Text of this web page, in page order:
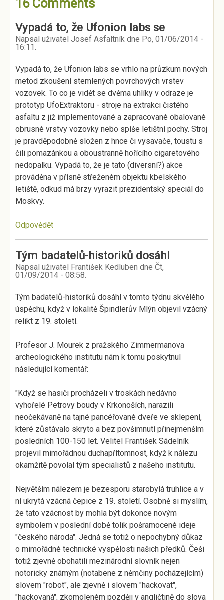
16 Comments
Vypadá to, že Ufonion labs se
Napsal uživatel Josef Asfaltník dne Po, 01/06/2014 -
16:11.
Vypadá to, že Ufonion labs se vrhlo na průzkum nových
metod zkoušení stemlených povrchových vrstev
vozovek. To co je vidět se dvěma uhlíky v odraze je
prototyp UfoExtraktoru - stroje na extrakci čistého
asfaltu z již implementované a zapracované obalované
obrusné vrstvy vozovky nebo spíše letištní pochy. Stroj
je pravděpodobně složen z hnce či vysavače, toustu s
čili pomazánkou a oboustranně hořícího cigaretového
nedopalku. Vypadá to, že je tato (diversní?) akce
prováděna v přísně střeženém objektu kbelského
letiště, odkud má brzy vyrazit prezidentský speciál do
Moskvy.
Odpovědět
Tým badatelů-historiků dosáhl
Napsal uživatel František Kedluben dne Čt,
01/09/2014 - 08:58.
Tým badatelů-historiků dosáhl v tomto týdnu skvělého
úspěchu, když v lokalitě Špindlerův Mlýn objevil vzácný
relikt z 19. století.
Profesor J. Mourek z pražského Zimmermanova
archeologického institutu nám k tomu poskytnul
následující komentář:
"Když se hasiči procházeli v troskách nedávno
vyhořelé Petrovy boudy v Krkonoších, narazili
neočekávaně na tajné pancéřované dveře ve sklepení,
které zůstávalo skryto a bez povšimnutí přinejmenším
posledních 100-150 let. Velitel František Sádelník
projevil mimořádnou duchapřítomnost, když k nálezu
okamžitě povolal tým specialistů z našeho institutu.
Největším nálezem je bezesporu starobylá truhlice a v
ní ukrytá vzácná čepice z 19. století. Osobně si myslím,
že tato vzácnost by mohla být dokonce novým
symbolem v poslední době tolik pošramocené ideje
"českého národa". Jedná se totiž o nepochybný důkaz
o mimořádné technické vyspělosti našich předků. Češi
totiž zjevně obohatili mezinárodní slovník nejen
notoricky známým (notabene z němčiny pocházejícím)
slovem "robot", ale zjevně i slovem "hackovat",
"hackovaná", zkomoleném později v angličtině do slova